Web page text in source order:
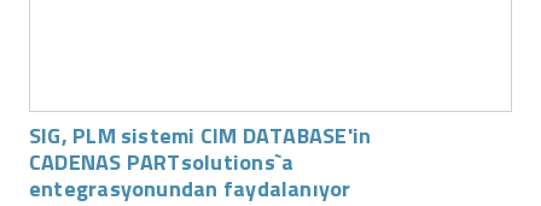
SIG, PLM sistemi CIM DATABASE'in
CADENAS PARTsolutions`a
entegrasyonundan faydalanıyor